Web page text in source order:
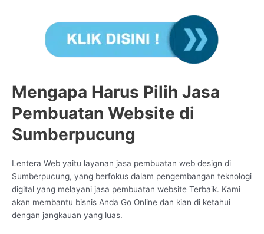
Mengapa Harus Pilih Jasa
Pembuatan Website di
Sumberpucung
Lentera Web yaitu layanan jasa pembuatan web design di
Sumberpucung, yang berfokus dalam pengembangan teknologi
digital yang melayani jasa pembuatan website Terbaik. Kami
akan membantu bisnis Anda Go Online dan kian di ketahui
dengan jangkauan yang luas.